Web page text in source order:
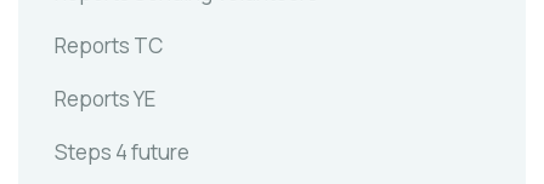
Reports TC
Reports YE
Steps 4 future